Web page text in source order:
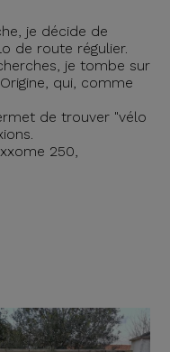
je décide de
de route régulier.
je tombe sur
qui, comme
de trouver "vélo
250,